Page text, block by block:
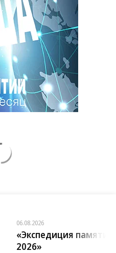
06.08.2026
«Экспедиция памяти
2026»